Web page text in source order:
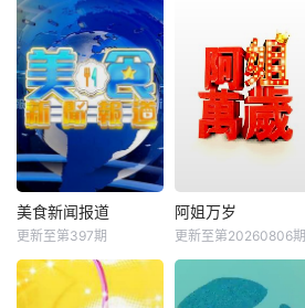
美食新闻报道
更新至第397期
阿姐万岁
更新至第20260806期